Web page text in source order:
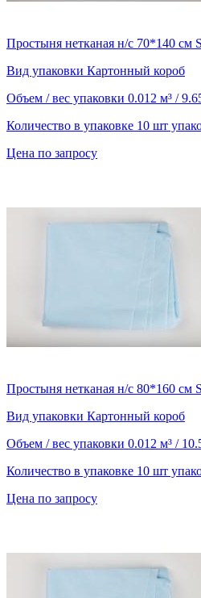
Простыня нетканая н/с 70*140 см
Вид упаковки Картонный короб
Объем / вес упаковки 0.012 м³ /
Количество в упаковке 10 шт
Цена по запросу
Простыня нетканая н/с 80*160 см
Вид упаковки Картонный короб
Объем / вес упаковки 0.012 м³ /
Количество в упаковке 10 шт
Цена по запросу